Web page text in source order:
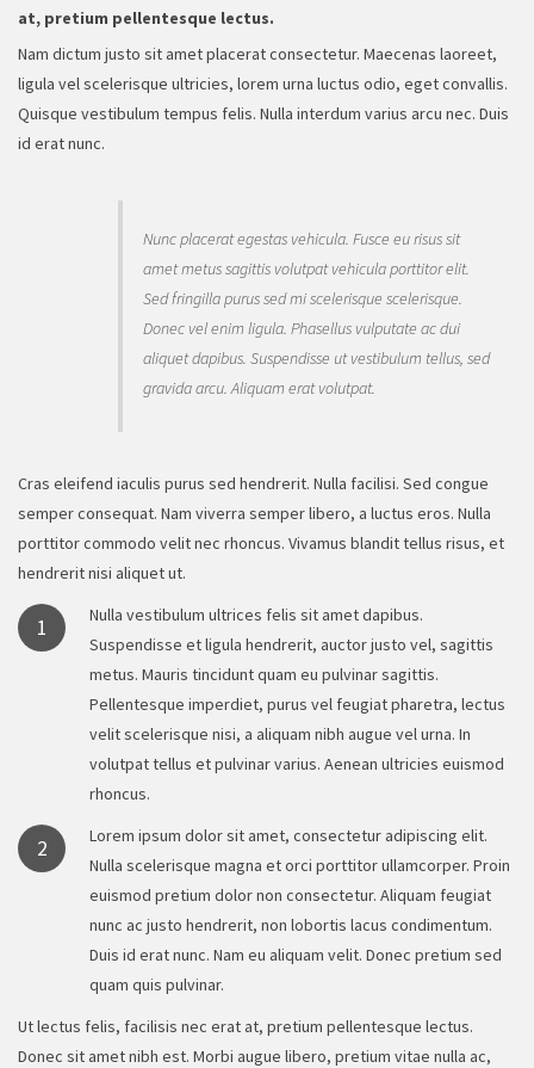
at, pretium pellentesque lectus.
Nam dictum justo sit amet placerat consectetur. Maecenas laoreet,
ligula vel scelerisque ultricies, lorem urna luctus odio, eget convallis.
Quisque vestibulum tempus felis. Nulla interdum varius arcu nec. Duis
id erat nunc.
Nunc placerat egestas vehicula. Fusce eu risus sit
amet metus sagittis volutpat vehicula porttitor elit.
Sed fringilla purus sed mi scelerisque scelerisque.
Donec vel enim ligula. Phasellus vulputate ac dui
aliquet dapibus. Suspendisse ut vestibulum tellus, sed
gravida arcu. Aliquam erat volutpat.
Cras eleifend iaculis purus sed hendrerit. Nulla facilisi. Sed congue
semper consequat. Nam viverra semper libero, a luctus eros. Nulla
porttitor commodo velit nec rhoncus. Vivamus blandit tellus risus, et
hendrerit nisi aliquet ut.
1
Nulla vestibulum ultrices felis sit amet dapibus.
Suspendisse et ligula hendrerit, auctor justo vel, sagittis
metus. Mauris tincidunt quam eu pulvinar sagittis.
Pellentesque imperdiet, purus vel feugiat pharetra, lectus
velit scelerisque nisi, a aliquam nibh augue vel urna. In
volutpat tellus et pulvinar varius. Aenean ultricies euismod
rhoncus.
2
Lorem ipsum dolor sit amet, consectetur adipiscing elit.
Nulla scelerisque magna et orci porttitor ullamcorper. Proin
euismod pretium dolor non consectetur. Aliquam feugiat
nunc ac justo hendrerit, non lobortis lacus condimentum.
Duis id erat nunc. Nam eu aliquam velit. Donec pretium sed
quam quis pulvinar.
Ut lectus felis, facilisis nec erat at, pretium pellentesque lectus.
Donec sit amet nibh est. Morbi augue libero, pretium vitae nulla ac,